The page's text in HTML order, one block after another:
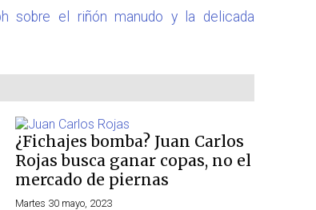
sobre el riñón manudo y la delicada
¿Fichajes bomba? Juan Carlos
Rojas busca ganar copas, no el
mercado de piernas
Martes 30 mayo, 2023